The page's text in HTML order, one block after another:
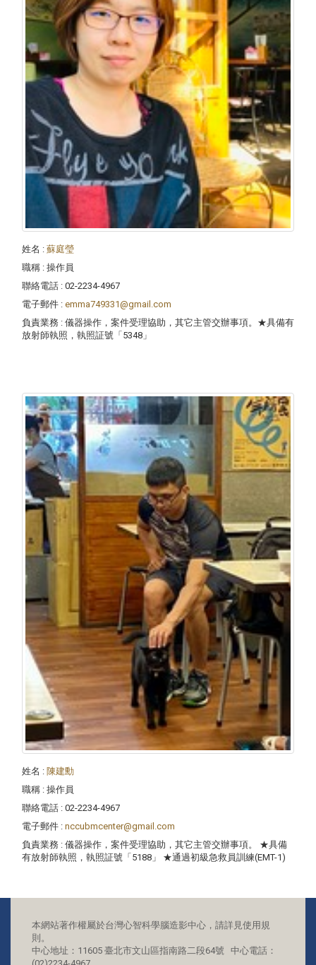
姓名 : 蘇庭瑩
職稱 : 操作員
聯絡電話 : 02-2234-4967
電子郵件 : emma749331@gmail.com
負責業務 : 儀器操作，案件受理協助，其它主管交辦事項。★具備有
放射師執照，執照証號「5348」
姓名 : 陳建勳
職稱 : 操作員
聯絡電話 : 02-2234-4967
電子郵件 : nccubmcenter@gmail.com
負責業務 : 儀器操作，案件受理協助，其它主管交辦事項。 ★具備
有放射師執照，執照証號「5188」 ★通過初級急救員訓練(EMT-1)
本網站著作權屬於台灣心智科學腦造影中心，請詳見使用規
則。
中心地址：11605 臺北市文山區指南路二段64號 中心電話：